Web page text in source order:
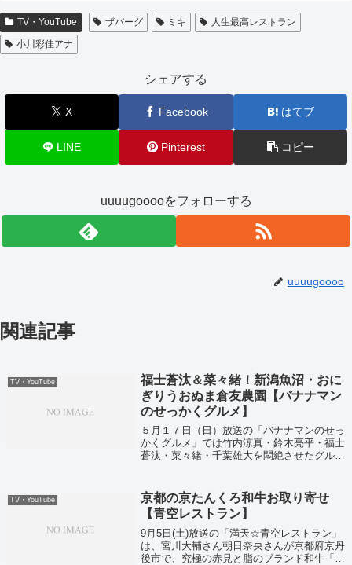
TV・YouTube ザバーグ ミキ
人生最高レストラン
小川彩佳アナ
シェアする
X Facebook はてブ
LINE Pinterest コピー
uuuugooooをフォローする
uuuugoooo
関連記事
TV・YouTube
福士蒼汰＆菜々緒！新潟魚沼・おに
ぎりうおぬま倉友農園【バナナマン
のせっかくグルメ】
５月１７日（日）放送の「バナナマンのせっ
かくグルメ」では竹内涼真・鈴木亮平・福士
蒼汰・菜々緒・千葉雄大を悶絶させたグル
TV・YouTube
京都の京たんくろ和牛お取り寄せ
【青空レストラン】
9月5日(土)放送の「満天☆青空レストラン」
は、宮川大輔さん朝日奈央さんが京都府京丹
後市で、究極の赤見と脂のブランド和牛「京